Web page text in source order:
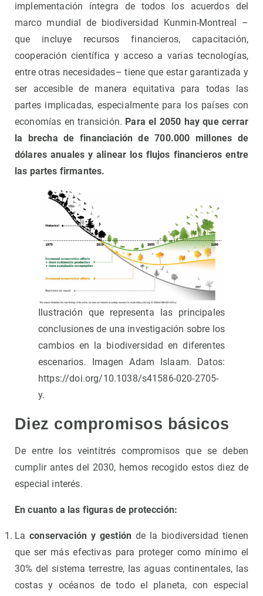
implementación íntegra de todos los acuerdos del
marco mundial de biodiversidad Kunmin-Montreal –
que incluye recursos financieros, capacitación,
cooperación científica y acceso a varias tecnologías,
entre otras necesidades– tiene que estar garantizada y
ser accesible de manera equitativa para todas las
partes implicadas, especialmente para los países con
economías en transición. Para el 2050 hay que cerrar
la brecha de financiación de 700.000 millones de
dólares anuales y alinear los flujos financieros entre
las partes firmantes.
Ilustración que representa las principales
conclusiones de una investigación sobre los
cambios en la biodiversidad en diferentes
escenarios. Imagen Adam Islaam. Datos:
https://doi.org/10.1038/s41586-020-2705-
y.
Diez compromisos básicos
De entre los veintitrés compromisos que se deben
cumplir antes del 2030, hemos recogido estos diez de
especial interés.
En cuanto a las figuras de protección:
Laconservación y gestión de la biodiversidad tienen
que ser más efectivas para proteger como mínimo el
30% del sistema terrestre, las aguas continentales, las
costas y océanos de todo el planeta, con especial